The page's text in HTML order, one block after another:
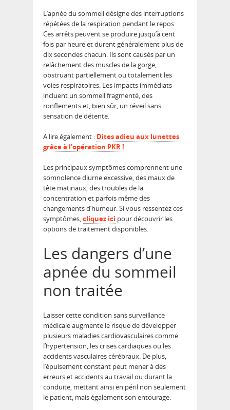
L’apnée du sommeil désigne des interruptions
répétées de la respiration pendant le repos.
Ces arrêts peuvent se produire jusqu’à cent
fois par heure et durent généralement plus de
dix secondes chacun. Ils sont causés par un
relâchement des muscles de la gorge,
obstruant partiellement ou totalement les
voies respiratoires. Les impacts immédiats
incluent un sommeil fragmenté, des
ronflements et, bien sûr, un réveil sans
sensation de détente.
A lire également : Dites adieu aux lunettes
grâce à l’opération PKR !
Les principaux symptômes comprennent une
somnolence diurne excessive, des maux de
tête matinaux, des troubles de la
concentration et parfois même des
changements d’humeur. Si vous ressentez ces
symptômes,cliquez ici pour découvrir les
options de traitement disponibles.
Les dangers d’une
apnée du sommeil
non traitée
Laisser cette condition sans surveillance
médicale augmente le risque de développer
plusieurs maladies cardiovasculaires comme
l’hypertension, les crises cardiaques ou les
accidents vasculaires cérébraux. De plus,
l’épuisement constant peut mener à des
erreurs et accidents au travail ou durant la
conduite, mettant ainsi en péril non seulement
le patient, mais également son entourage.